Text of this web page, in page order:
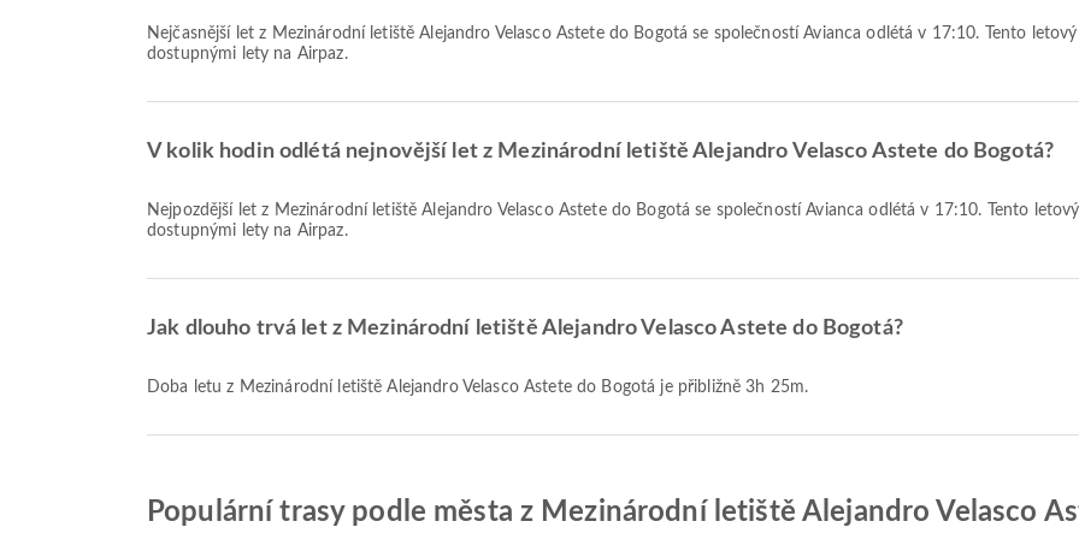
Nejčasnější let z Mezinárodní letiště Alejandro Velasco Astete do Bogotá se společností Avianca odlétá v 17:10. Tento letový řád si můžete prohlédnout a porovnat s dalšími
dostupnými lety na Airpaz.
V kolik hodin odlétá nejnovější let z Mezinárodní letiště Alejandro Velasco Astete do Bogotá?
Nejpozdější let z Mezinárodní letiště Alejandro Velasco Astete do Bogotá se společností Avianca odlétá v 17:10. Tento letový řád si můžete prohlédnout a porovnat s dalšími
dostupnými lety na Airpaz.
Jak dlouho trvá let z Mezinárodní letiště Alejandro Velasco Astete do Bogotá?
Doba letu z Mezinárodní letiště Alejandro Velasco Astete do Bogotá je přibližně 3h 25m.
Populární trasy podle města z Mezinárodní letiště Alejandro Velasco